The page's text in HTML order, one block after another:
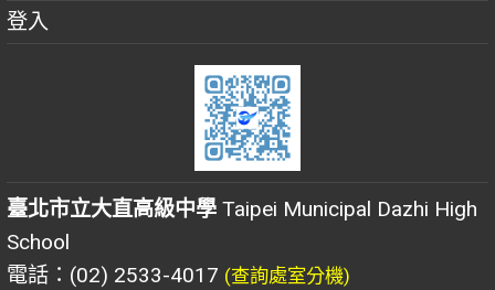
登入
臺北市立大直高級中學 Taipei Municipal Dazhi High
School
電話：(02) 2533-4017 (查詢處室分機)